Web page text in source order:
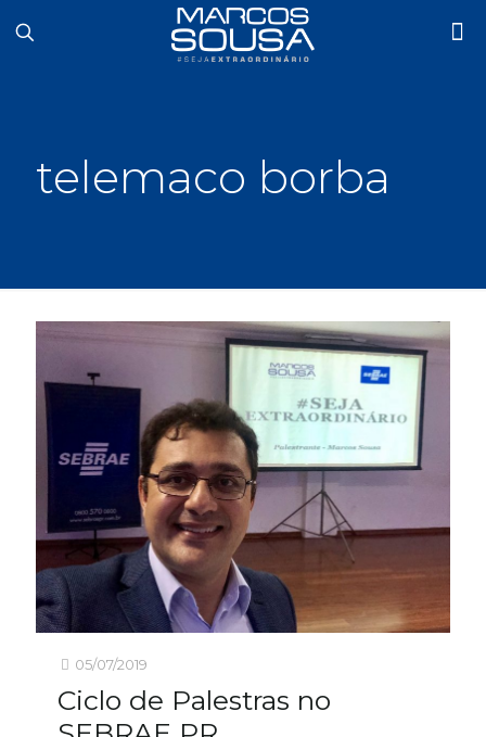
telemaco borba
05/07/2019
Ciclo de Palestras no